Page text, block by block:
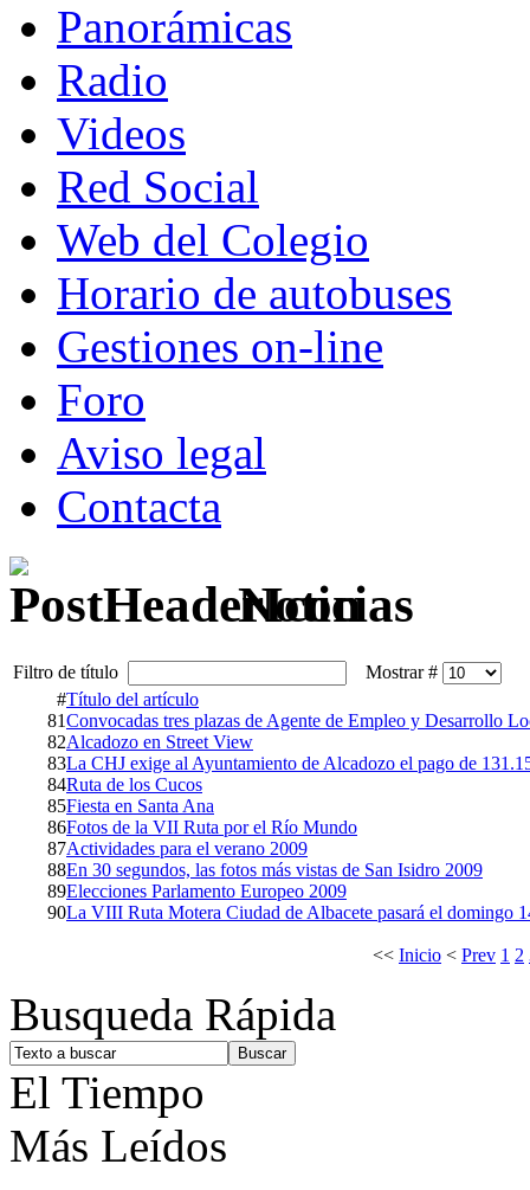
Panorámicas
Radio
Videos
Red Social
Web del Colegio
Horario de autobuses
Gestiones on-line
Foro
Aviso legal
Contacta
Noticias
Filtro de título
Mostrar #
#Título del artículo
81Convocadas tres plazas de Agente de Empleo y Desarrollo
82Alcadozo en Street View
83La CHJ exige al Ayuntamiento de Alcadozo el pago de
84Ruta de los Cucos
85Fiesta en Santa Ana
86Fotos de la VII Ruta por el Río Mundo
87Actividades para el verano 2009
88En 30 segundos, las fotos más vistas de San Isidro 2009
89Elecciones Parlamento Europeo 2009
90La VIII Ruta Motera Ciudad de Albacete pasará el domingo
<< Inicio < Prev 1 2
Busqueda Rápida
El Tiempo
Más Leídos